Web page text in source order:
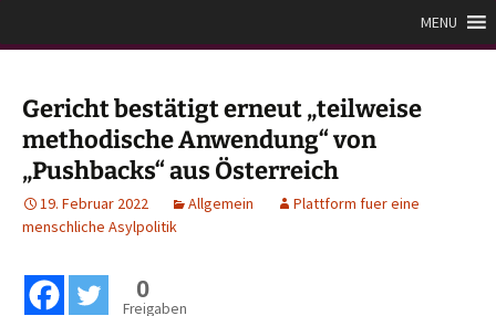
Inhaltmenschliche Asylpolitik
MENU
Gericht bestätigt erneut „teilweise
methodische Anwendung“ von
„Pushbacks“ aus Österreich
19. Februar 2022 Allgemein
Plattform fuer eine
menschliche Asylpolitik
0
Freigaben